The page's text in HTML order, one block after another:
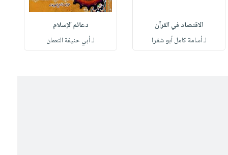
الاقتصاد في القرآن
لـ أسامة كامل أبو شقرا
دعائم الإسلام
لـ أبي حنيفة النعمان